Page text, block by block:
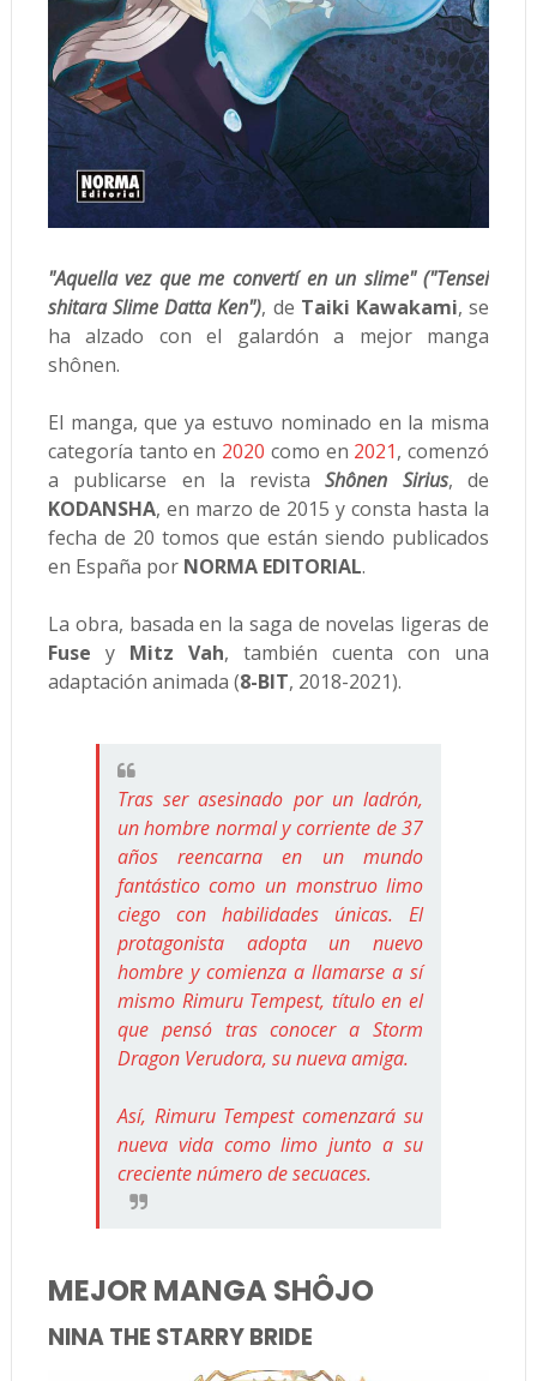
"Aquella vez que me convertí en un slime" ("Tensei
shitara Slime Datta Ken"), de Taiki Kawakami, se
ha alzado con el galardón a mejor manga
shônen.
El manga, que ya estuvo nominado en la misma
categoría tanto en 2020 como en 2021, comenzó
a publicarse en la revista Shônen Sirius, de
KODANSHA, en marzo de 2015 y consta hasta la
fecha de 20 tomos que están siendo publicados
en España por NORMA EDITORIAL.
La obra, basada en la saga de novelas ligeras de
Fuse y Mitz Vah, también cuenta con una
adaptación animada (8-BIT, 2018-2021).
Tras ser asesinado por un ladrón,
un hombre normal y corriente de 37
años reencarna en un mundo
fantástico como un monstruo limo
ciego con habilidades únicas. El
protagonista adopta un nuevo
hombre y comienza a llamarse a sí
mismo Rimuru Tempest, título en el
que pensó tras conocer a Storm
Dragon Verudora, su nueva amiga.
Así, Rimuru Tempest comenzará su
nueva vida como limo junto a su
creciente número de secuaces.
MEJOR MANGA SHÔJO
NINA THE STARRY BRIDE